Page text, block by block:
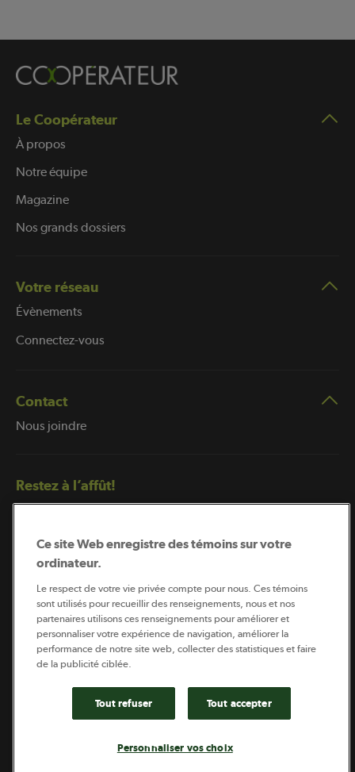
Le Coopérateur
À propos
Notre équipe
Magazine
Nos grands dossiers
Votre réseau
Évènements
Connectez-vous
Contact
Nous joindre
Restez à l’affût!
Abonnement à l’infolettre
Coopérateur est publié par Sollio Groupe Coopératif.
Il est l’outil d’information de la coopération agricole
Ce site Web enregistre des témoins sur votre
ordinateur.
Le respect de votre vie privée compte pour nous. Ces témoins
sont utilisés pour recueillir des renseignements, nous et nos
partenaires utilisons ces renseignements pour améliorer et
personnaliser votre expérience de navigation, améliorer la
performance de notre site web, collecter des statistiques et faire
de la publicité ciblée.
Tout refuser Tout accepter
Personnaliser vos choix